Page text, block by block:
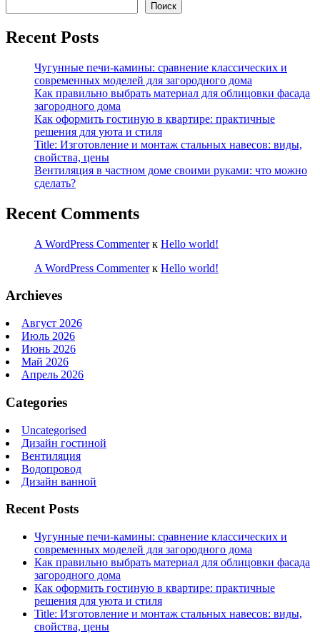
Поиск
Recent Posts
Чугунные печи-камины: сравнение классических и
современных моделей для загородного дома
Как правильно выбрать материал для облицовки фасада
загородного дома
Как оформить гостиную в квартире: практичные
решения для уюта и стиля
Title: Изготовление и монтаж стальных навесов: виды,
свойства, цены
Вентиляция в частном доме своими руками: что можно
сделать?
Recent Comments
A WordPress Commenterк Hello world!
A WordPress Commenterк Hello world!
Archieves
Август 2026
Июль 2026
Июнь 2026
Май 2026
Апрель 2026
Categories
Uncategorised
Дизайн гостиной
Вентиляция
Водопровод
Дизайн ванной
Recent Posts
Чугунные печи-камины: сравнение классических и
современных моделей для загородного дома
Как правильно выбрать материал для облицовки фасада
загородного дома
Как оформить гостиную в квартире: практичные
решения для уюта и стиля
Title: Изготовление и монтаж стальных навесов: виды,
свойства, цены